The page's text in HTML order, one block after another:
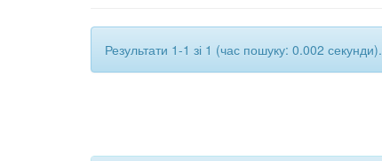
Результати 1-1 зі 1 (час пошуку: 0.002 секунди).